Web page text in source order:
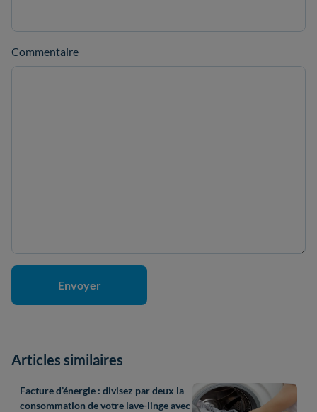
Commentaire
Articles similaires
Facture d’énergie : divisez par deux la
consommation de votre lave-linge avec